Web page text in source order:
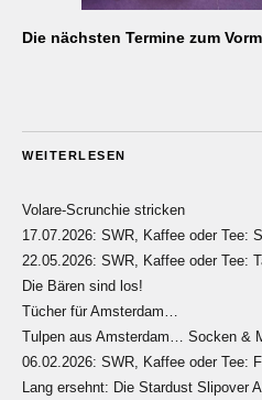
Die nächsten Termine zum
WEITERLESEN
Volare-Scrunchie stricken
17.07.2026: SWR, Kaffee oder Tee:
22.05.2026: SWR, Kaffee oder Tee:
Die Bären sind los!
Tücher für Amsterdam…
Tulpen aus Amsterdam… Socken &
06.02.2026: SWR, Kaffee oder Tee:
Lang ersehnt: Die Stardust Slipover